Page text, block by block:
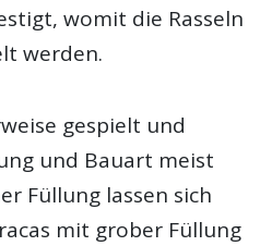
womit die Rasseln
werden.
gespielt und
und Bauart meist
Füllung lassen sich
mit grober Füllung